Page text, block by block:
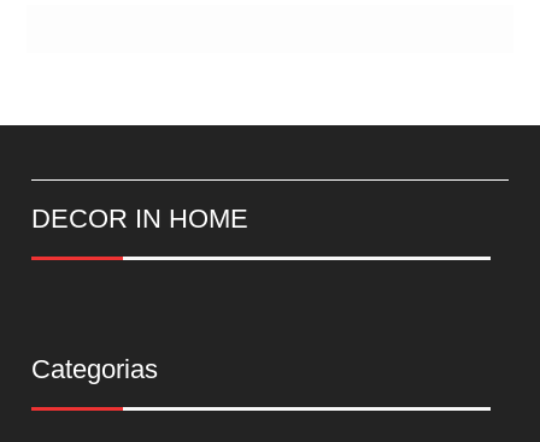
DECOR IN HOME
Categorias